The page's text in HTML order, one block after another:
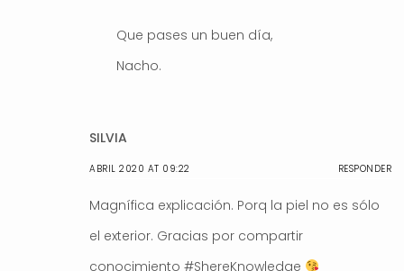
Que pases un buen día,
Nacho.
SILVIA
ABRIL 2020 AT 09:22 RESPONDER
Magnífica explicación. Porq la piel no es sólo
el exterior. Gracias por compartir
conocimiento #ShereKnowledge